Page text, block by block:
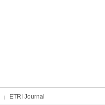
ETRI Journal